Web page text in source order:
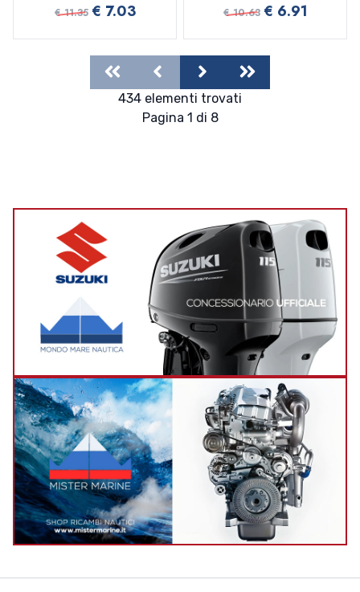
€ 11.35 € 7.03 € 10.63 € 6.91
FirstPrevious
434 elementi trovati
Pagina 1 di 8
NextLast